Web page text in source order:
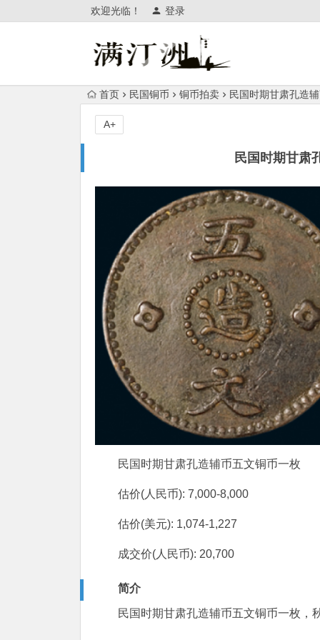
欢迎光临！ 登录
首页 民国铜币 铜币拍卖 民国时期甘肃孔造
民国时期甘肃
A+
民国时期甘肃孔造辅币五文铜币一枚
估价(人民币): 7,000-8,000
估价(美元): 1,074-1,227
成交价(人民币): 20,700
简介
民国时期甘肃孔造辅币五文铜币一枚，